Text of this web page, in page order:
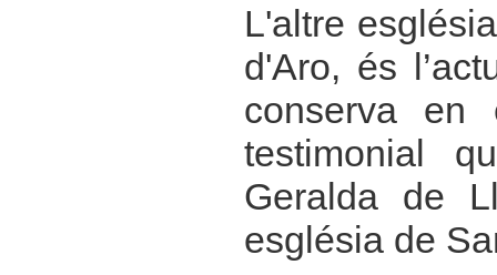
L'altre
d'Aro, és
conserva en
testimonial
Geralda de
església de